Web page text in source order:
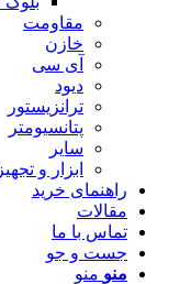
مقاومت
خازن
آی سی
دیود
ترانزیستور
پتانسیومتر
سایر
ابزار و
راهنمای خرید
مقالات
تماس با ما
جست و جو
منو منو